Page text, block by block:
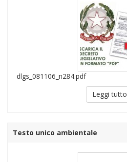
dlgs_081106_n284.pdf
Leggi tutto
Testo unico ambientale